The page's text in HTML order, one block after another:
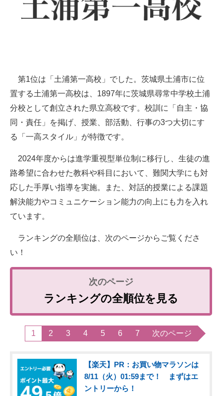
第1位は「土浦第一高校」でした。茨城県土浦市に位
置する土浦第一高校は、1897年に茨城県尋常中学校土浦
分校として創立された県立高校です。校訓に「自主・協
同・責任」を掲げ、授業、部活動、行事の3つ大切にす
る「一高スタイル」が特徴です。
2024年度からは進学重視型単位制に移行し、生徒の進
路希望に合わせた教科や科目において、難関大学にも対
応した手厚い指導を実施。また、対話的授業による課題
解決能力やコミュニケーション能力の向上にも力を入れ
ています。
ランキングの全順位は、次のページからご覧くださ
い！
ランキングの全順位を見る
1 2 3 4 5 6 7 次のページ
【楽天】PR：お買い物マラソンは
8/11（火）01:59まで！ まずはエ
ントリーから！